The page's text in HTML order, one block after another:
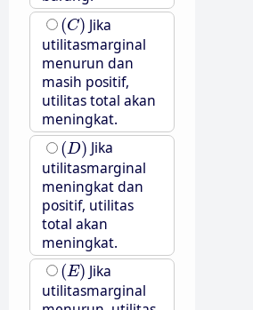
(C)
(C) Jika
utilitasmarginal
menurun dan
masih positif,
utilitas total akan
meningkat.
(D)
(D) Jika
utilitasmarginal
meningkat dan
positif, utilitas
total akan
meningkat.
(E)
(E) Jika
utilitasmarginal